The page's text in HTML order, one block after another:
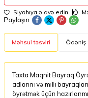
Siyahıya əlavə edin
Paylaşın
Məhsul təsviri Ödəniş
Taxta Maqnit Bayraq
adlarını və milli
öyrətmək üçün